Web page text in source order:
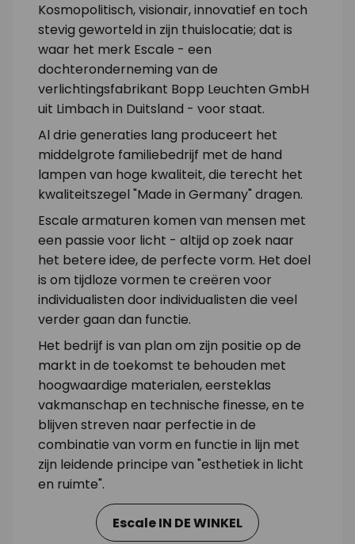
Kosmopolitisch, visionair, innovatief en toch
stevig geworteld in zijn thuislocatie; dat is
waar het merk Escale - een
dochteronderneming van de
verlichtingsfabrikant Bopp Leuchten GmbH
uit Limbach in Duitsland - voor staat.
Al drie generaties lang produceert het
middelgrote familiebedrijf met de hand
lampen van hoge kwaliteit, die terecht het
kwaliteitszegel "Made in Germany" dragen.
Escale armaturen komen van mensen met
een passie voor licht - altijd op zoek naar
het betere idee, de perfecte vorm. Het doel
is om tijdloze vormen te creëren voor
individualisten door individualisten die veel
verder gaan dan functie.
Het bedrijf is van plan om zijn positie op de
markt in de toekomst te behouden met
hoogwaardige materialen, eersteklas
vakmanschap en technische finesse, en te
blijven streven naar perfectie in de
combinatie van vorm en functie in lijn met
zijn leidende principe van "esthetiek in licht
en ruimte".
Escale IN DE WINKEL